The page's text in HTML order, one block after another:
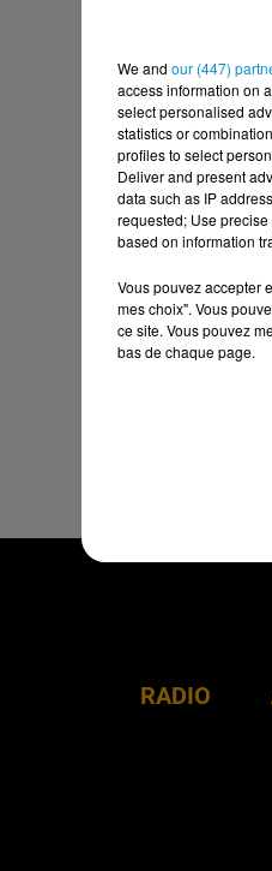
RADIO
We and our (447)
access information on
select personalised
statistics or
profiles to select
Deliver and present
data such as IP
requested; Use
based on information
Vous pouvez accepter
mes choix". Vous
ce site. Vous pouvez
bas de chaque page.